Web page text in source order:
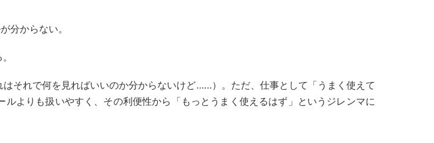
分からない。
それで何を見ればいいのか分からないけど……）。ただ、仕事として「うまく使えて
よりも扱いやすく、その利便性から「もっとうまく使えるはず」というジレンマに